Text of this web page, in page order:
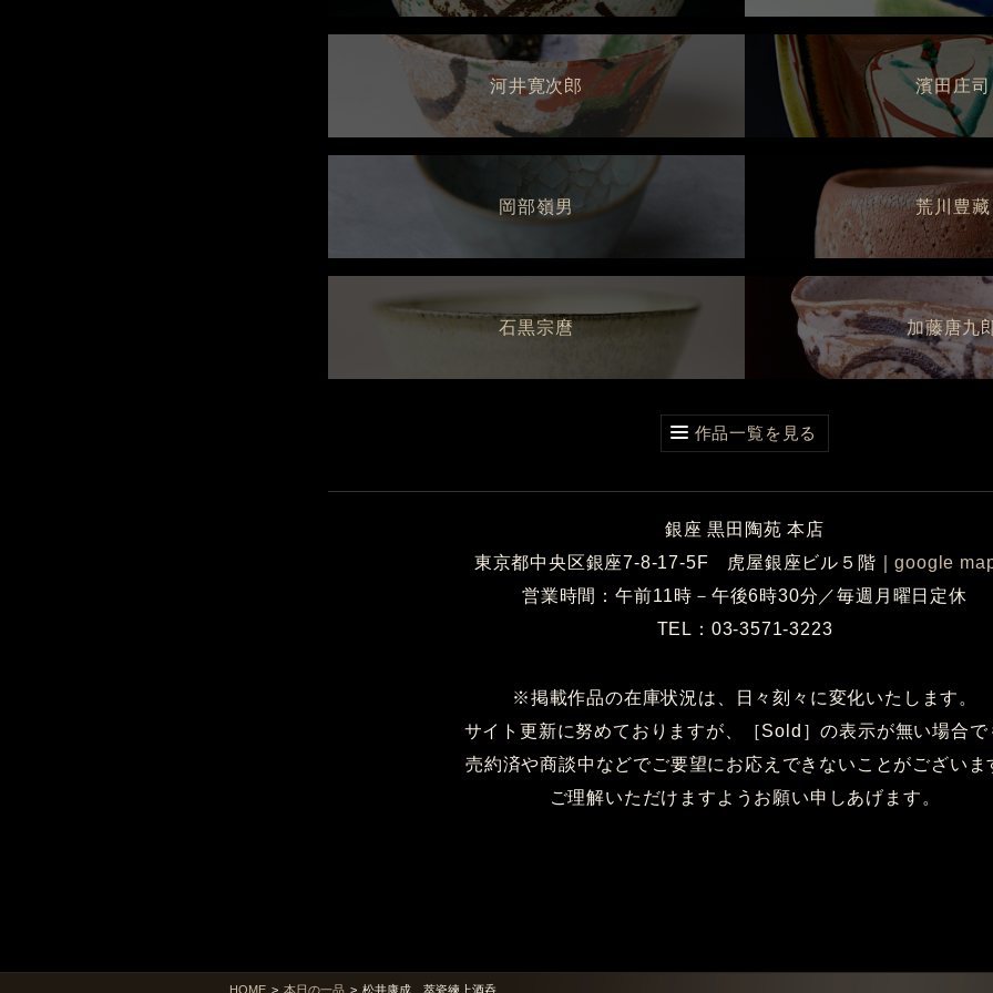
河井寛次郎 濱田庄司
岡部嶺男 荒川豊藏
石黒宗麿 加藤唐九
作品一覧を見る
銀座 黒田陶苑 本店
東京都中央区銀座7-8-17-5F 虎屋銀座ビル５階 ｜google
営業時間：午前11時－午後6時30分／毎週月曜日定休
TEL：03-3571-3223
※掲載作品の在庫状況は、日々刻々に変化いたします。
サイト更新に努めておりますが、［Sold］の表示が無い場合で
売約済や商談中などでご要望にお応えできないことがございま
ご理解いただけますようお願い申しあげます。
HOME > 本日の一品 > 松井康成 萃瓷練上酒呑